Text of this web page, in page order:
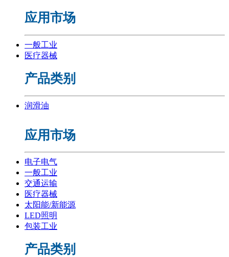
应用市场
一般工业
医疗器械
产品类别
润滑油
应用市场
电子电气
一般工业
交通运输
医疗器械
太阳能/新能源
LED照明
包装工业
产品类别